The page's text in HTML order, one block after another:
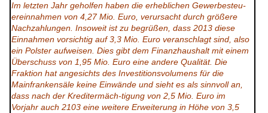
Im letzten Jahr geholfen haben die erheblichen Gewerbesteu-
ereinnahmen von 4,27 Mio. Euro, verursacht durch größere
Nachzahlungen. Insoweit ist zu begrüßen, dass 2013 diese
Einnahmen vorsichtig auf 3,3 Mio. Euro veranschlagt sind, also
ein Polster aufweisen. Dies gibt dem Finanzhaushalt mit einem
Überschuss von 1,95 Mio. Euro eine andere Qualität. Die
Fraktion hat angesichts des Investitionsvolumens für die
Mainfrankensäle keine Einwände und sieht es als sinnvoll an,
dass nach der Kreditermäch-tigung von 2,5 Mio. Euro im
Vorjahr auch 2103 eine weitere Erweiterung in Höhe von 3,5